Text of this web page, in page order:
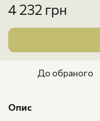
4 232 грн
До обраного
Опис